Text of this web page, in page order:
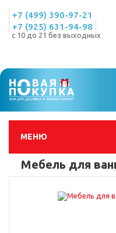
+7 (499) 390-97-21
+7 (925) 631-94-98
с 10 до 21 без выходных
МЕНЮ
Мебель для